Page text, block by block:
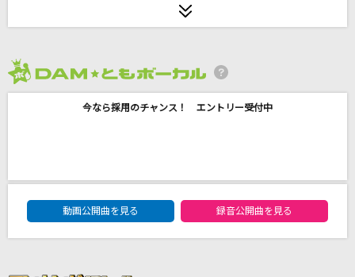
啄木鳥
ヨルシカ
ポルノグラフィティ
今なら採用のチャンス！ エントリー受付中
DAM★ともボーカルエントリーランキング
動画公開曲を見る
録音公開曲を見る